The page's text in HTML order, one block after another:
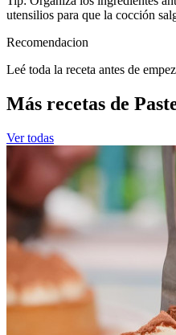
utensilios para que la cocción
Recomendacion
Leé toda la receta antes de
Más recetas de
Ver todas